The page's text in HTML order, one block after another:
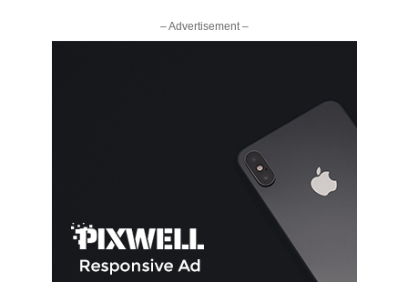
– Advertisement –